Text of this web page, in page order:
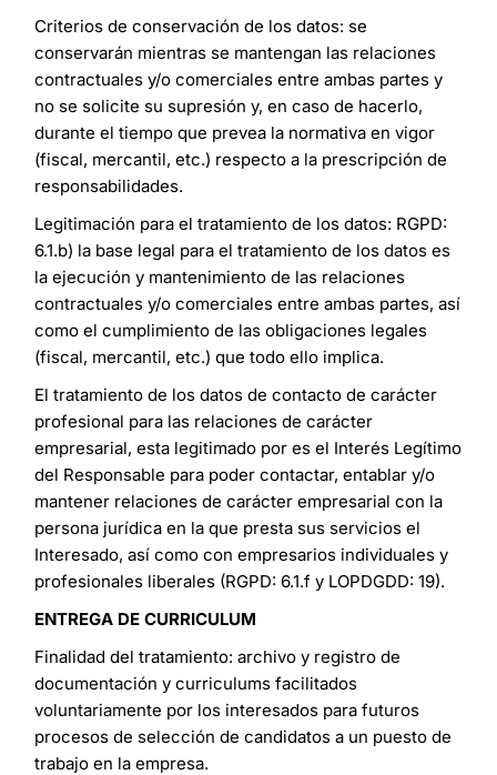
Criterios de conservación de los datos: se
conservarán mientras se mantengan las relaciones
contractuales y/o comerciales entre ambas partes y
no se solicite su supresión y, en caso de hacerlo,
durante el tiempo que prevea la normativa en vigor
(fiscal, mercantil, etc.) respecto a la prescripción de
responsabilidades.
Legitimación para el tratamiento de los datos: RGPD:
6.1.b) la base legal para el tratamiento de los datos es
la ejecución y mantenimiento de las relaciones
contractuales y/o comerciales entre ambas partes, así
como el cumplimiento de las obligaciones legales
(fiscal, mercantil, etc.) que todo ello implica.
El tratamiento de los datos de contacto de carácter
profesional para las relaciones de carácter
empresarial, esta legitimado por es el Interés Legítimo
del Responsable para poder contactar, entablar y/o
mantener relaciones de carácter empresarial con la
persona jurídica en la que presta sus servicios el
Interesado, así como con empresarios individuales y
profesionales liberales (RGPD: 6.1.f y LOPDGDD: 19).
ENTREGA DE CURRICULUM
Finalidad del tratamiento: archivo y registro de
documentación y curriculums facilitados
voluntariamente por los interesados para futuros
procesos de selección de candidatos a un puesto de
trabajo en la empresa.